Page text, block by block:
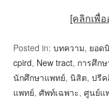
[คลิกเพื่
Posted in:บทความ, ยอด
cpird, New tract, การศึก
นักศึกษาแพทย์,นิสิต,ปรี
แพทย์,ศัพท์เฉพาะ,ศูนย์แ